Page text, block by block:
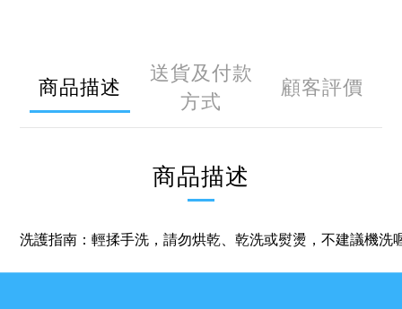
商品描述
送貨及付款
方式
顧客評價
商品描述
洗護指南：輕揉手洗，請勿烘乾、乾洗或熨燙，不建議機洗